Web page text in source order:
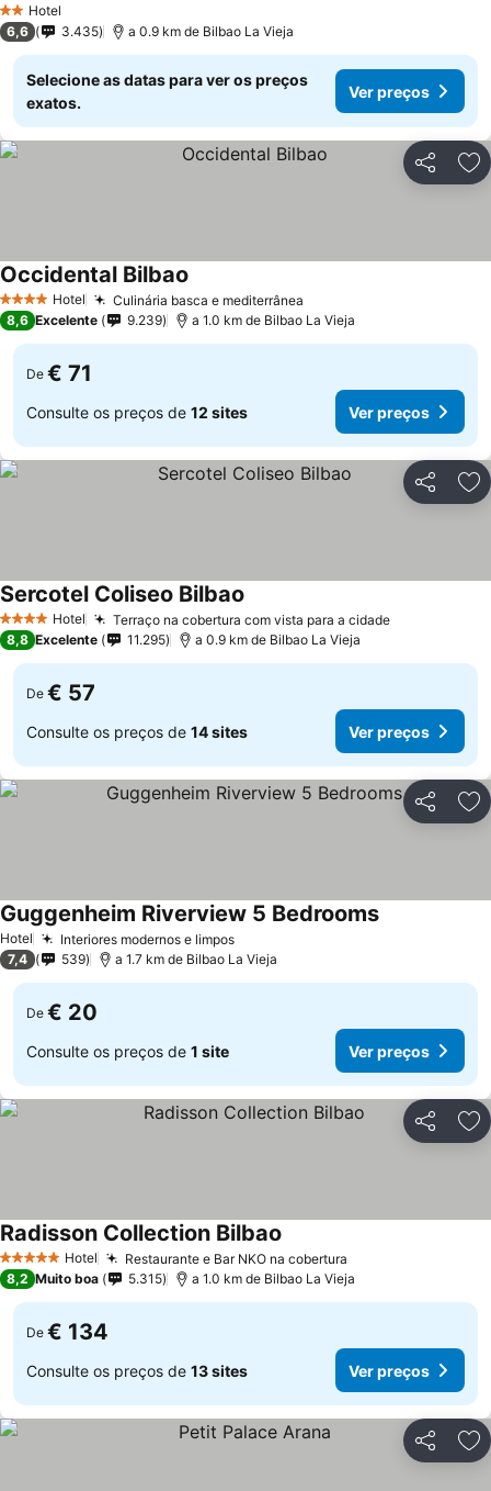
2 Estrelas
Hotel
6,6 3.435 a 0.9 km de Bilbao La Vieja
Selecione as datas para ver os preços
exatos.
Ver preços
Partilhar
4 EstrelasHotel Culinária basca e mediterrânea
Occidental Bilbao
8,6 Excelente 9.239 a 1.0 km de Bilbao La Vieja
De € 71
Consulte os preços de 12 sites Ver preços
Partilhar
4 EstrelasHotel Terraço na cobertura com vista para a cidade
Sercotel Coliseo Bilbao
8,8 Excelente 11.295 a 0.9 km de Bilbao La Vieja
De € 57
Consulte os preços de 14 sites Ver preços
Partilhar
Hotel Interiores modernos e limpos
Guggenheim Riverview 5 Bedrooms
7,4 539 a 1.7 km de Bilbao La Vieja
De € 20
Consulte os preços de 1 site Ver preços
Partilhar
5 Estrelas Hotel Restaurante e Bar NKO na cobertura
Radisson Collection Bilbao
8,2 Muito boa 5.315 a 1.0 km de Bilbao La Vieja
De € 134
Consulte os preços de 13 sites Ver preços
Partilhar